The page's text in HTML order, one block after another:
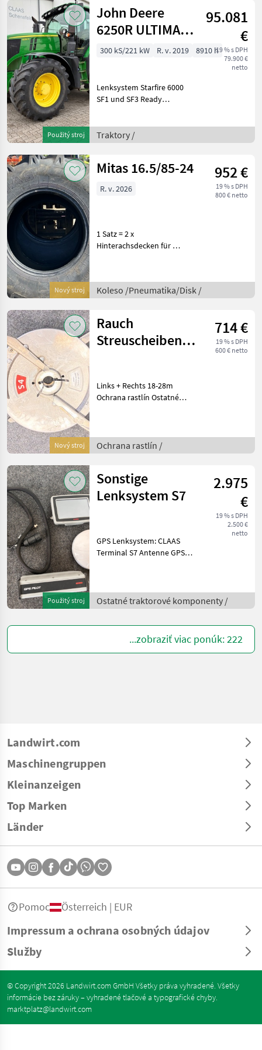
Použitý stroj
John Deere
6250R ULTIMATE
Edition
95.081
€
19 % s DPH
79.900 €
netto
300 kS/221 kW R. v. 2019 8910 h
Lenksystem Starfire 6000
SF1 und SF3 Ready
Spiegel Steckachse Pohon:
Pohon všetkých kolies,
Traktory /
Nový stroj
Mitas 16.5/85-24 952 €
19 % s DPH
800 € netto
R. v. 2026
1 Satz = 2 x
Hinterachsdecken für
/Pneumatika/Disk Ostatné
kolesá/pneumatiky/ráfiky
Koleso /Pneumatika/Disk /
Nový stroj
Rauch
Streuscheiben
714 €
19 % s DPH
600 € netto
Links + Rechts 18-28m
Ochrana rastlín Ostatné
Ochrana rastlín /
Použitý stroj
Sonstige
Lenksystem S7
2.975
€
19 % s DPH
2.500 €
netto
GPS Lenksystem: CLAAS
Terminal S7 Antenne GPS
komponenty Ostatné
silovo strojové
komponenty
Ostatné traktorové komponenty /
...zobraziť viac ponúk: 222
Landwirt.com
Maschinengruppen
Kleinanzeigen
Top Marken
Länder
Impressum a ochrana osobných údajov
Služby
Pomoc Österreich | EUR
© Copyright 2026 Landwirt.com GmbH Všetky práva vyhradené. Všetky
informácie bez záruky – vyhradené tlačové a typografické chyby.
marktplatz@landwirt.com